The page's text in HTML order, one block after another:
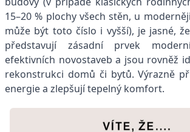
15–20 % plochy všech stěn, u
může být toto číslo i vyšší), je jasné,
představují zásadní prvek
efektivních novostaveb a jsou rovněž
rekonstrukci domů či bytů. Výrazně
energie a zlepšují tepelný komfort.